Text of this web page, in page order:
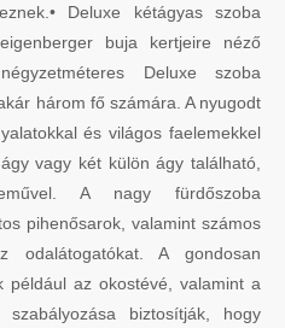
Deluxe kétágyas szoba
buja kertjeire néző
Deluxe szoba
három fő számára. A nyugodt
és világos faelemekkel
vagy két külön ágy található,
A nagy fürdőszoba
pihenősarok, valamint számos
odalátogatókat. A gondosan
például az okostévé, valamint a
biztosítják, hogy